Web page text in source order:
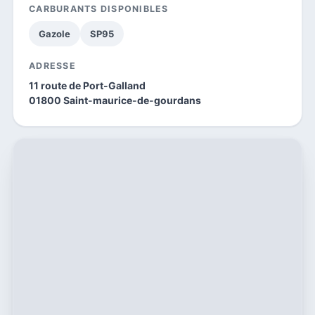
CARBURANTS DISPONIBLES
Gazole SP95
ADRESSE
11 route de Port-Galland
01800 Saint-maurice-de-gourdans